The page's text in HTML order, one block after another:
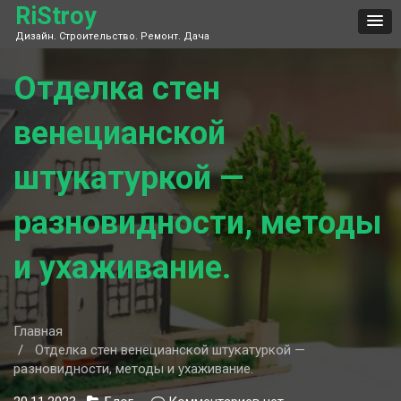
Skip
content
RiStroy
Дизайн. Строительство. Ремонт. Дача
Отделка стен
венецианской
штукатуркой —
разновидности, методы
и ухаживание.
Главная
Отделка стен венецианской штукатуркой —
разновидности, методы и ухаживание.